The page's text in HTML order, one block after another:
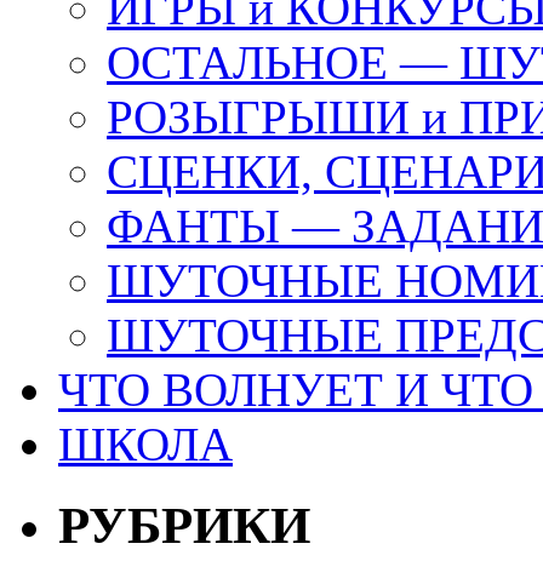
ОСТАЛЬНОЕ —
РОЗЫГРЫШИ и
СЦЕНКИ,
ФАНТЫ —
ШУТОЧНЫЕ
ШУТОЧНЫЕ
ЧТО ВОЛНУЕТ И ЧТО
ШКОЛА
РУБРИКИ